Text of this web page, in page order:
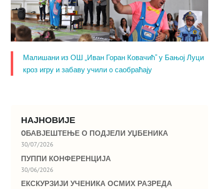
Малишани из ОШ „Иван Горан Ковачић“ у Бањој Луци
кроз игру и забаву учили o саобраћају
НАЈНОВИЈЕ
OБАВЈЕШТЕЊЕ О ПОДЈЕЛИ УЏБЕНИКА
30/07/2026
ПУППИ КОНФЕРЕНЦИЈА
30/06/2026
ЕКСКУРЗИЈИ УЧЕНИКА ОСМИХ РАЗРЕДА